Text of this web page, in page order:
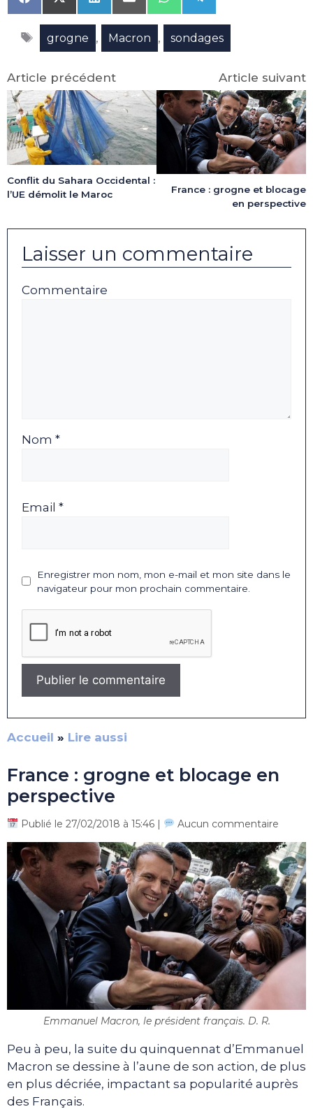
on
Facebook
on
X
(Twitter)
on
LinkedIn
on
Email
on
WhatsApp
on
Telegram
Étiquettes
grogne , Macron , sondages
Article précédent
Conflit du Sahara Occidental :
l’UE démolit le Maroc
Article suivant
France : grogne et blocage
en perspective
Laisser un commentaire
Commentaire
Nom *
Email *
Enregistrer mon nom, mon e-mail et mon site dans le
navigateur pour mon prochain commentaire.
Accueil » Lire aussi
France : grogne et blocage en
perspective
Publié le 27/02/2018 à 15:46 | Aucun commentaire
Emmanuel Macron, le président français. D. R.
Peu à peu, la suite du quinquennat d’Emmanuel
Macron se dessine à l’aune de son action, de plus
en plus décriée, impactant sa popularité auprès
des Français.